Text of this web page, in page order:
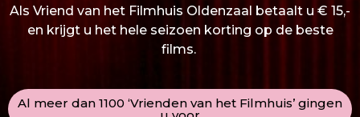
Als Vriend van het Filmhuis Oldenzaal betaalt u € 15,-
en krijgt u het hele seizoen korting op de beste
films.
Al meer dan 1100 ‘Vrienden van het Filmhuis’ gingen